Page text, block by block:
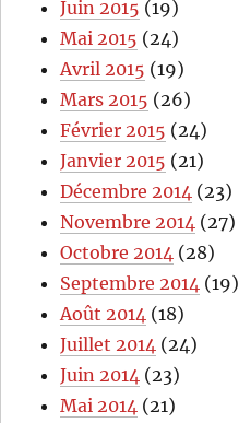
Juin 2015 (19)
Mai 2015 (24)
Avril 2015 (19)
Mars 2015 (26)
Février 2015 (24)
Janvier 2015 (21)
Décembre 2014 (23)
Novembre 2014 (27)
Octobre 2014 (28)
Septembre 2014 (19)
Août 2014 (18)
Juillet 2014 (24)
Juin 2014 (23)
Mai 2014 (21)